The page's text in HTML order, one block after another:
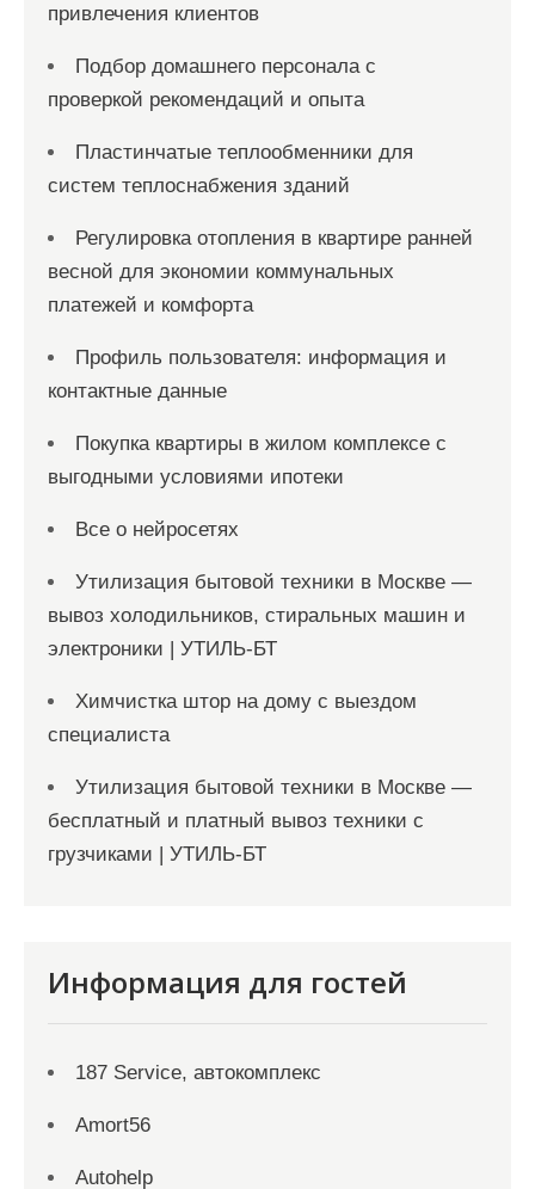
привлечения клиентов
Подбор домашнего персонала с
проверкой рекомендаций и опыта
Пластинчатые теплообменники для
систем теплоснабжения зданий
Регулировка отопления в квартире ранней
весной для экономии коммунальных
платежей и комфорта
Профиль пользователя: информация и
контактные данные
Покупка квартиры в жилом комплексе с
выгодными условиями ипотеки
Все о нейросетях
Утилизация бытовой техники в Москве —
вывоз холодильников, стиральных машин и
электроники | УТИЛЬ-БТ
Химчистка штор на дому с выездом
специалиста
Утилизация бытовой техники в Москве —
бесплатный и платный вывоз техники с
грузчиками | УТИЛЬ-БТ
Информация для гостей
187 Service, автокомплекс
Amort56
Autohelp